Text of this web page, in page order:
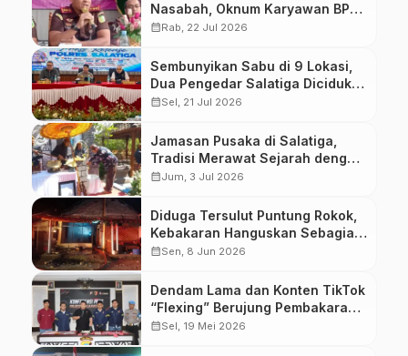
Nasabah, Oknum Karyawan BPR
BKK Mandiraja Diduga Bikin
calendar_monthRab, 22 Jul 2026
Sembunyikan Sabu di 9 Lokasi,
Dua Pengedar Salatiga Diciduk
dengan Barang Bukti Hampir 6 Kg
calendar_monthSel, 21 Jul 2026
Jamasan Pusaka di Salatiga,
Tradisi Merawat Sejarah dengan
Air dari Tujuh Mata Air
calendar_monthJum, 3 Jul 2026
Diduga Tersulut Puntung Rokok,
Kebakaran Hanguskan Sebagian
Rumah Warga Kalangan Pabelan
calendar_monthSen, 8 Jun 2026
Dendam Lama dan Konten TikTok
“Flexing” Berujung Pembakaran
Mobil Istri Kades Hoho Alkaf
calendar_monthSel, 19 Mei 2026